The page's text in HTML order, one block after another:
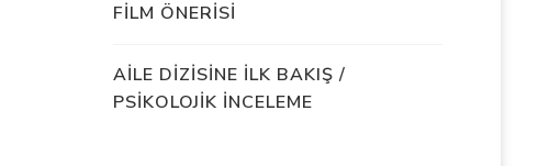
FİLM ÖNERİSİ
AİLE DİZİSİNE İLK BAKIŞ /
PSİKOLOJİK İNCELEME